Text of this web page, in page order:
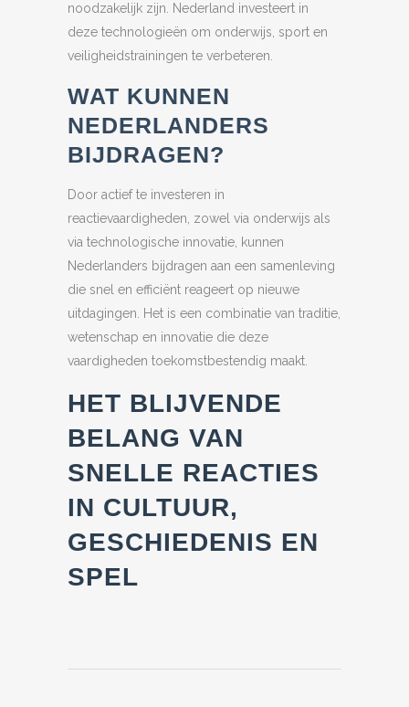
noodzakelijk zijn. Nederland investeert in
deze technologieën om onderwijs, sport en
veiligheidstrainingen te verbeteren.
WAT KUNNEN
NEDERLANDERS
BIJDRAGEN?
Door actief te investeren in
reactievaardigheden, zowel via onderwijs als
via technologische innovatie, kunnen
Nederlanders bijdragen aan een samenleving
die snel en efficiënt reageert op nieuwe
uitdagingen. Het is een combinatie van traditie,
wetenschap en innovatie die deze
vaardigheden toekomstbestendig maakt.
HET BLIJVENDE
BELANG VAN
SNELLE REACTIES
IN CULTUUR,
GESCHIEDENIS EN
SPEL